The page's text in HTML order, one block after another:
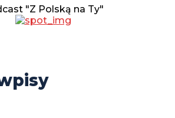
"Z Polską na Ty"